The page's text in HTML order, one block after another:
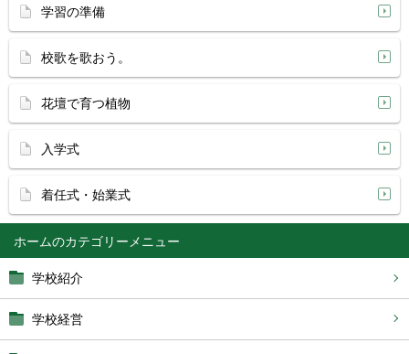
ホーム
学校紹介
学校経営
学習の準備
校歌を歌おう。
花壇で育つ植物
入学式
着任式・始業式